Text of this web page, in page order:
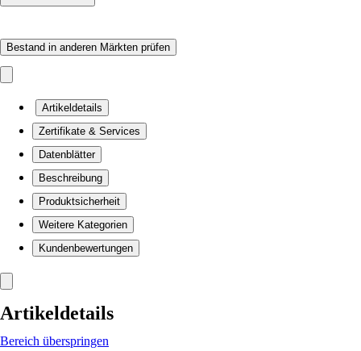
Bestand in anderen Märkten prüfen
Artikeldetails
Zertifikate & Services
Datenblätter
Beschreibung
Produktsicherheit
Weitere Kategorien
Kundenbewertungen
Artikeldetails
Bereich überspringen